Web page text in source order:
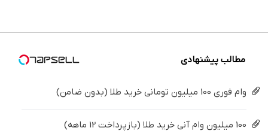
میلیون !
کن
کننده
مطالب پیشنهادی
وام فوری 100 میلیون تومانی خرید طلا (بدون ضامن)
100 میلیون وام آنی خرید طلا (بازپرداخت 12 ماهه)